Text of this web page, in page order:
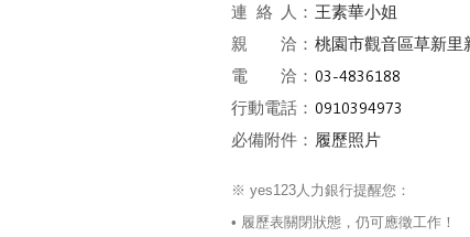
連絡
人： 王素華小姐
親 洽： 桃園市觀音區草新里
電 洽：
行動電話：
必備附件： 履歷照片
※ yes123人力銀行提醒您：
• 履歷表關閉狀態，仍可應徵工作！